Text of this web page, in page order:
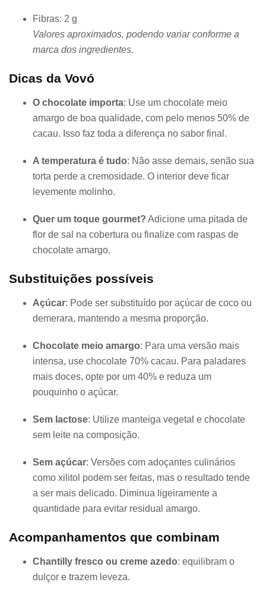
Fibras: 2 g
Valores aproximados, podendo variar conforme a
marca dos ingredientes.
Dicas da Vovó
O chocolate importa: Use um chocolate meio
amargo de boa qualidade, com pelo menos 50% de
cacau. Isso faz toda a diferença no sabor final.
A temperatura é tudo: Não asse demais, senão sua
torta perde a cremosidade. O interior deve ficar
levemente molinho.
Quer um toque gourmet? Adicione uma pitada de
flor de sal na cobertura ou finalize com raspas de
chocolate amargo.
Substituições possíveis
Açúcar: Pode ser substituído por açúcar de coco ou
demerara, mantendo a mesma proporção.
Chocolate meio amargo: Para uma versão mais
intensa, use chocolate 70% cacau. Para paladares
mais doces, opte por um 40% e reduza um
pouquinho o açúcar.
Sem lactose: Utilize manteiga vegetal e chocolate
sem leite na composição.
Sem açúcar: Versões com adoçantes culinários
como xilitol podem ser feitas, mas o resultado tende
a ser mais delicado. Diminua ligeiramente a
quantidade para evitar residual amargo.
Acompanhamentos que combinam
Chantilly fresco ou creme azedo: equilibram o
dulçor e trazem leveza.